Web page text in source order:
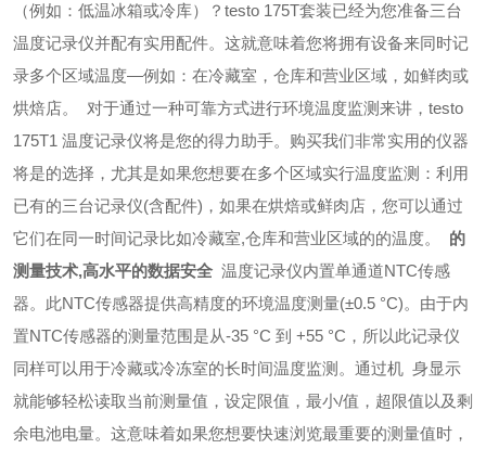
（例如：低温冰箱或冷库）？testo 175T套装已经为您准备三台
温度记录仪并配有实用配件。这就意味着您将拥有设备来同时记
录多个区域温度—例如：在冷藏室，仓库和营业区域，如鲜肉或
烘焙店。
对于通过一种可靠方式进行环境温度监测来讲，testo
175T1 温度记录仪将是您的得力助手。购买我们非常实用的仪器
将是的选择，尤其是如果您想要在多个区域实行温度监测：利用
已有的三台记录仪(含配件)，如果在烘焙或鲜肉店，您可以通过
它们在同一时间记录比如冷藏室,仓库和营业区域的的温度。
的
测量技术,高水平的数据安全 温度记录仪内置单通道NTC传感
器。此NTC传感器提供高精度的环境温度测量(±0.5 °C)。由于内
置NTC传感器的测量范围是从-35 °C 到 +55 °C，所以此记录仪
同样可以用于冷藏或冷冻室的长时间温度监测。 通过机 身显示
就能够轻松读取当前测量值，设定限值，最小/值，超限值以及剩
余电池电量。这意味着如果您想要快速浏览最重要的测量值时，